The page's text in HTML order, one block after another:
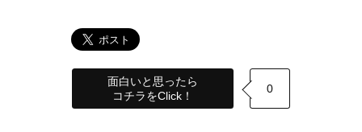
面白いと思ったら
コチラをClick！
0